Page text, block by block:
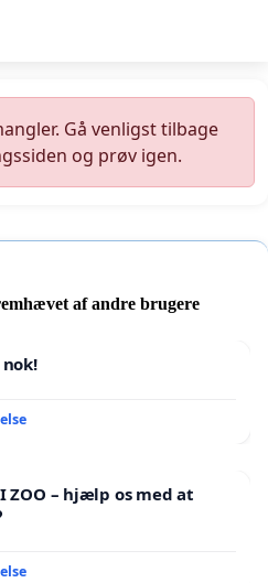
Gå venligst tilbage
og prøv igen.
af andre brugere
ZOO – hjælp os med at